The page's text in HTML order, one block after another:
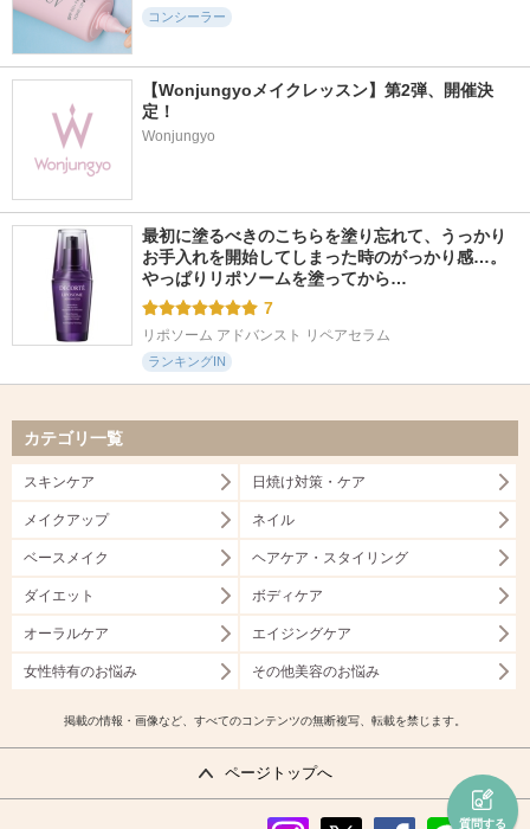
質問する
コンシーラー
【Wonjungyoメイクレッスン】第2弾、開催決
定！
Wonjungyo
最初に塗るべきのこちらを塗り忘れて、うっかり
お手入れを開始してしまった時のがっかり感…。
やっぱりリポソームを塗ってから…
7
リポソーム アドバンスト リペアセラム
ランキングIN
カテゴリ一覧
スキンケア 日焼け対策・ケア
メイクアップ ネイル
ベースメイク ヘアケア・スタイリング
ダイエット ボディケア
オーラルケア エイジングケア
女性特有のお悩み その他美容のお悩み
掲載の情報・画像など、すべてのコンテンツの無断複写、転載を禁じます。
ページトップへ